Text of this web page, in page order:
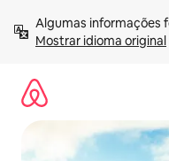
para
Mostrar idioma original